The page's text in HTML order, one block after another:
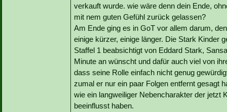
verkauft wurde. wie wäre denn dein Ende,
mit nem guten Gefühl zurück gelassen?
Am Ende ging es in GoT vor allem darum,
einige kürzer, einige länger. Die Stark Kinder
Staffel 1 beabsichtigt von Eddard Stark,
Minute an wünscht und dafür auch viel von
dass seine Rolle einfach nicht genug
zumal er nur ein paar Folgen entfernt gesagt
wie ein langweiliger Nebencharakter der jetzt
beeinflusst haben.